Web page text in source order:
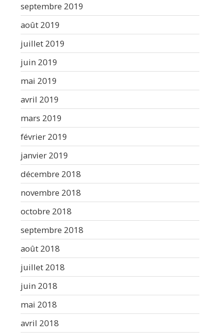
septembre 2019
août 2019
juillet 2019
juin 2019
mai 2019
avril 2019
mars 2019
février 2019
janvier 2019
décembre 2018
novembre 2018
octobre 2018
septembre 2018
août 2018
juillet 2018
juin 2018
mai 2018
avril 2018